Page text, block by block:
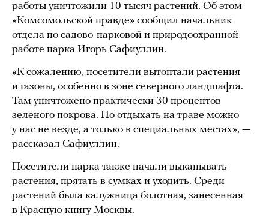
работы уничтожили 10 тысяч растений. Об этом
«Комсомольской правде» сообщил начальник
отдела по садово-парковой и природоохранной
работе парка Игорь Сафиуллин.
«К сожалению, посетители вытоптали растения
и газоны, особенно в зоне северного ландшафта.
Там уничтожено практически 30 процентов
зеленого покрова. Но отдыхать на траве можно
у нас не везде, а только в специальных местах», —
рассказал Сафиуллин.
Посетители парка также начали выкапывать
растения, прятать в сумках и уходить. Среди
растений была калужница болотная, занесенная
в Красную книгу Москвы.